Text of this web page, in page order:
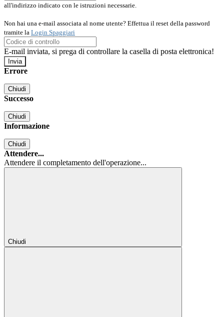
all'indirizzo indicato con le istruzioni necessarie.
Non hai una e-mail associata al nome utente? Effettua il reset della password
tramite la Login Spaggiari
E-mail inviata, si prega di controllare la casella di posta elettronica!
Errore
Chiudi
Successo
Chiudi
Informazione
Chiudi
Attendere...
Attendere il completamento dell'operazione...
Chiudi